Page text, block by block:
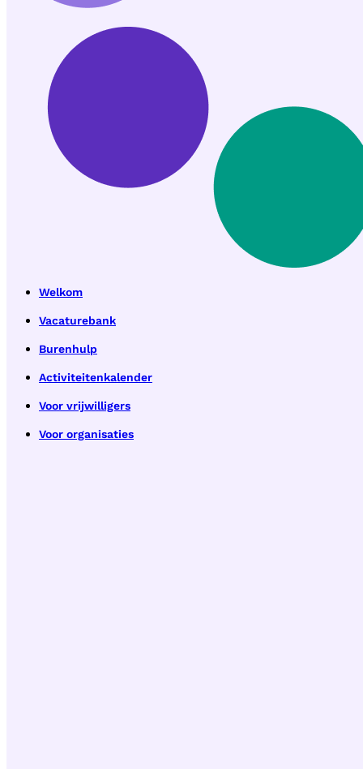
Welkom
Vacaturebank
Burenhulp
Activiteitenkalender
Voor vrijwilligers
Voor organisaties